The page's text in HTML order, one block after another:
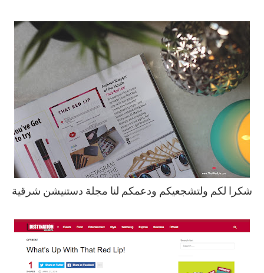
شكرا لكم ولتشجعيكم ودعمكم لنا مجلة دستنيشن شرقية